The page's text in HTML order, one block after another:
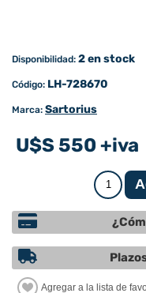
Disponibilidad: 2 en stock
Código: LH-728670
Marca: Sartorius
U$S 550 +iva